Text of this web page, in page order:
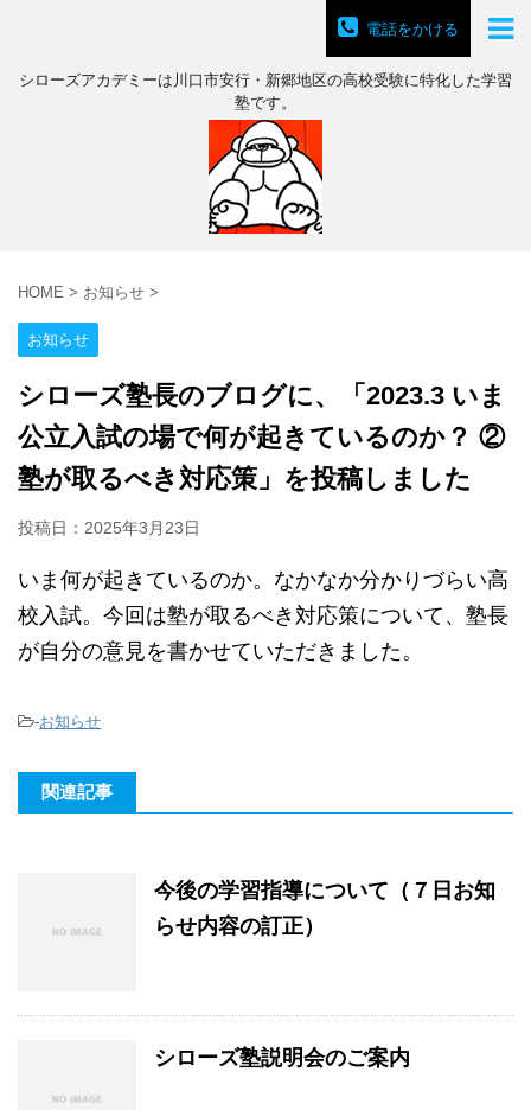
電話をかける
シローズアカデミーは川口市安行・新郷地区の高校受験に特化した学習
塾です。
HOME > お知らせ >
お知らせ
シローズ塾長のブログに、「2023.3 いま
公立入試の場で何が起きているのか？ ②
塾が取るべき対応策」を投稿しました
投稿日： 2025年3月23日
いま何が起きているのか。なかなか分かりづらい高
校入試。今回は塾が取るべき対応策について、塾長
が自分の意見を書かせていただきました。
-お知らせ
関連記事
今後の学習指導について（７日お知
らせ内容の訂正）
シローズ塾説明会のご案内